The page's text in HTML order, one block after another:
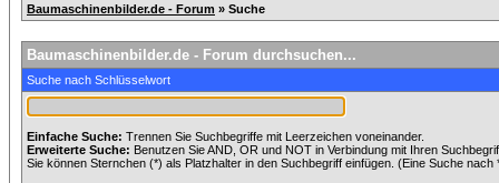
Baumaschinenbilder.de - Forum » Suche
Baumaschinenbilder.de - Forum durchsuchen...
Suche nach Schlüsselwort
Einfache Suche: Trennen Sie Suchbegriffe mit Leerzeichen voneinander.
Erweiterte Suche: Benutzen Sie AND, OR und NOT in Verbindung mit Ihren
Sie können Sternchen (*) als Platzhalter in den Suchbegriff einfügen. (Eine Suche